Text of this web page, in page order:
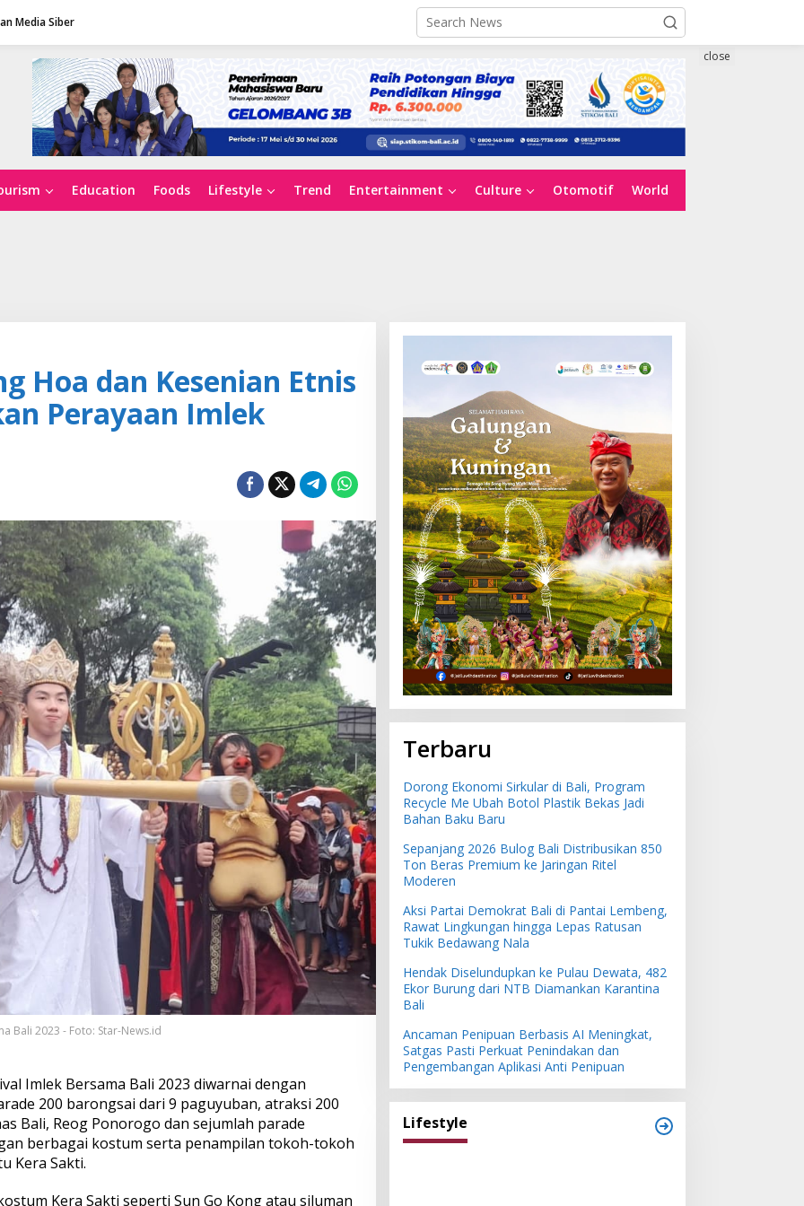
Media Siber
Education Foods Lifestyle Trend Entertainment Culture Otomotif World
close
Hoa dan Kesenian Etnis
Perayaan Imlek
Bali 2023 - Foto: Star-News.id
Imlek Bersama Bali 2023 diwarnai dengan
200 barongsai dari 9 paguyuban, atraksi 200
Bali, Reog Ponorogo dan sejumlah parade
berbagai kostum serta penampilan tokoh-tokoh
Kera Sakti.
Kera Sakti seperti Sun Go Kong atau siluman
Terbaru
Dorong Ekonomi Sirkular di Bali, Program
Recycle Me Ubah Botol Plastik Bekas Jadi
Bahan Baku Baru
Sepanjang 2026 Bulog Bali Distribusikan 850
Ton Beras Premium ke Jaringan Ritel
Moderen
Aksi Partai Demokrat Bali di Pantai Lembeng,
Rawat Lingkungan hingga Lepas Ratusan
Tukik Bedawang Nala
Hendak Diselundupkan ke Pulau Dewata, 482
Ekor Burung dari NTB Diamankan Karantina
Bali
Ancaman Penipuan Berbasis AI Meningkat,
Satgas Pasti Perkuat Penindakan dan
Pengembangan Aplikasi Anti Penipuan
Lifestyle